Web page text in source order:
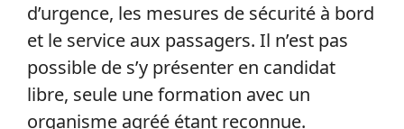
d’urgence, les mesures de sécurité à bord
et le service aux passagers. Il n’est pas
possible de s’y présenter en candidat
libre, seule une formation avec un
organisme agréé étant reconnue.